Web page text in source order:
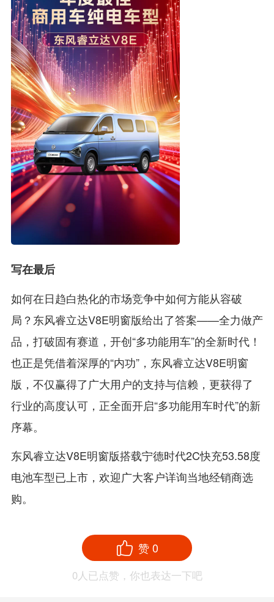
写在最后
如何在日趋白热化的市场竞争中如何方能从容破
局？东风睿立达V8E明窗版给出了答案——全力做产
品，打破固有赛道，开创“多功能用车”的全新时代！
也正是凭借着深厚的“内功”，东风睿立达V8E明窗
版，不仅赢得了广大用户的支持与信赖，更获得了
行业的高度认可，正全面开启“多功能用车时代”的新
序幕。
东风睿立达V8E明窗版搭载宁德时代2C快充53.58度
电池车型已上市，欢迎广大客户详询当地经销商选
购。
赞0
0人已点赞，你也表达一下吧